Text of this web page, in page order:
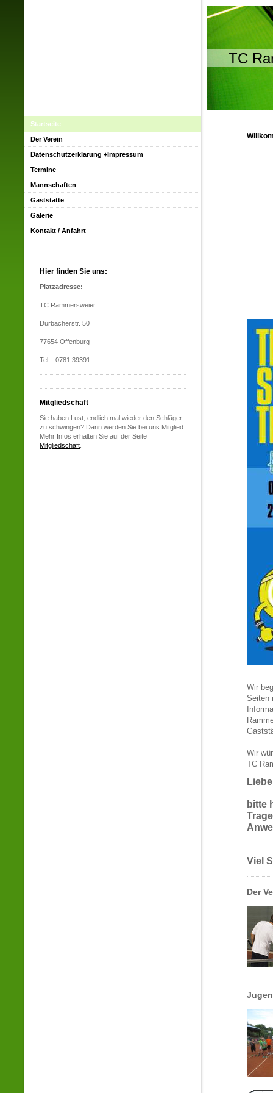
TC
Wir
Seiten
Wir
TC
bitte
Viel
Der
Startseite
Der Verein
Datenschutzerklärung +Impressum
Termine
Mannschaften
Gaststätte
Galerie
Kontakt / Anfahrt
Hier finden Sie uns:
Platzadresse:
TC Rammersweier
Durbacherstr. 50
77654 Offenburg
Tel. : 0781 39391
Mitgliedschaft
Sie haben Lust, endlich mal wieder den Schläger
zu schwingen? Dann werden Sie bei uns Mitglied.
Mehr Infos erhalten Sie auf der Seite
Mitgliedschaft